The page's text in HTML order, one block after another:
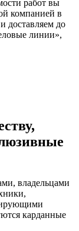
работ вы
компанией в
до
линии»,
владельцами
карданные